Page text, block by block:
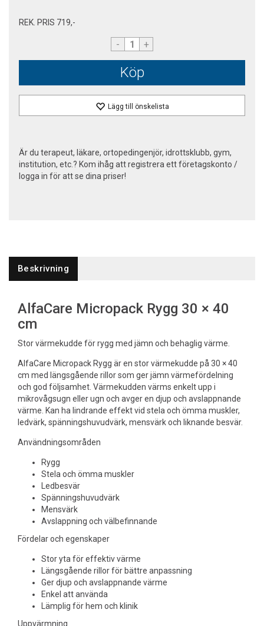
REK. PRIS 719,-
- +
Köp
Lägg till önskelista
Är du terapeut, läkare, ortopedingenjör, idrottsklubb, gym,
institution, etc.? Kom ihåg att registrera ett företagskonto /
logga in för att se dina priser!
Beskrivning
AlfaCare Micropack Rygg 30 × 40
cm
Stor värmekudde för rygg med jämn och behaglig värme.
AlfaCare Micropack Rygg är en stor värmekudde på 30 × 40
cm med längsgående rillor som ger jämn värmefördelning
och god följsamhet. Värmekudden värms enkelt upp i
mikrovågsugn eller ugn och avger en djup och avslappnande
värme. Kan ha lindrande effekt vid stela och ömma muskler,
ledvärk, spänningshuvudvärk, mensvärk och liknande besvär.
Användningsområden
Rygg
Stela och ömma muskler
Ledbesvär
Spänningshuvudvärk
Mensvärk
Avslappning och välbefinnande
Fördelar och egenskaper
Stor yta för effektiv värme
Längsgående rillor för bättre anpassning
Ger djup och avslappnande värme
Enkel att använda
Lämplig för hem och klinik
Uppvärmning